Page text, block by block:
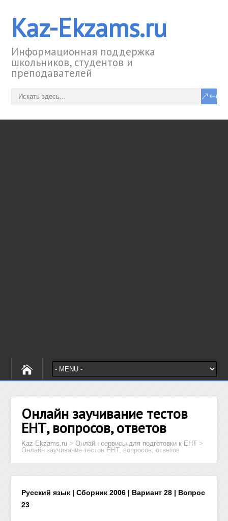
Kaz-Ekzams.ru
Информационная поддержка
школьников, студентов и
преподавателей
Онлайн заучивание тестов
ЕНТ, вопросов, ответов
Kaz-Ekzams.ru >Онлайн сервисы для подготовки к ЕНТ >
Онлайн заучивание тестов ЕНТ, вопросов, ответов
Русский язык | Сборник 2006 | Вариант 28 | Вопрос
23